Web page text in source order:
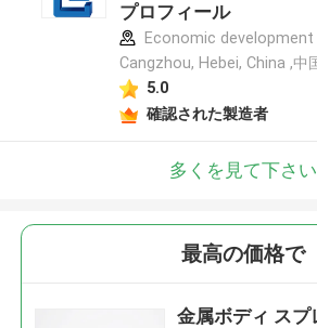
プロフィール
Economic development
Cangzhou, Hebei, China ,中
5.0
確認された製造者
多くを見て下さい
最高の価格で
金属ボディ ス